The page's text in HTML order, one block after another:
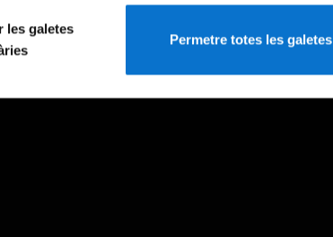
les galetes
Permetre totes les galetes